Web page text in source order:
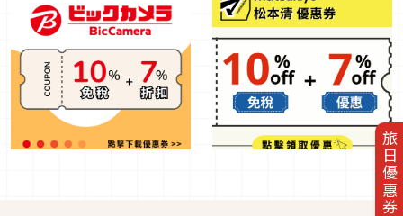
旅日優惠券